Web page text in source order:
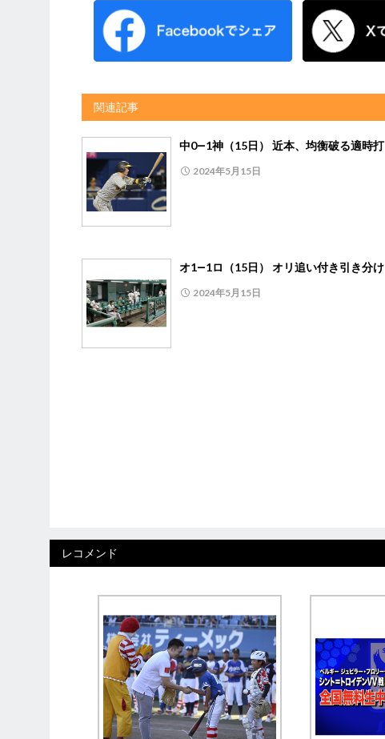
関連記事
中0―1神（15日） 近本、均衡破る適時打
2024年5月15日
オ1―1ロ（15日） オリ追い付き引き分け
2024年5月15日
レコメンド